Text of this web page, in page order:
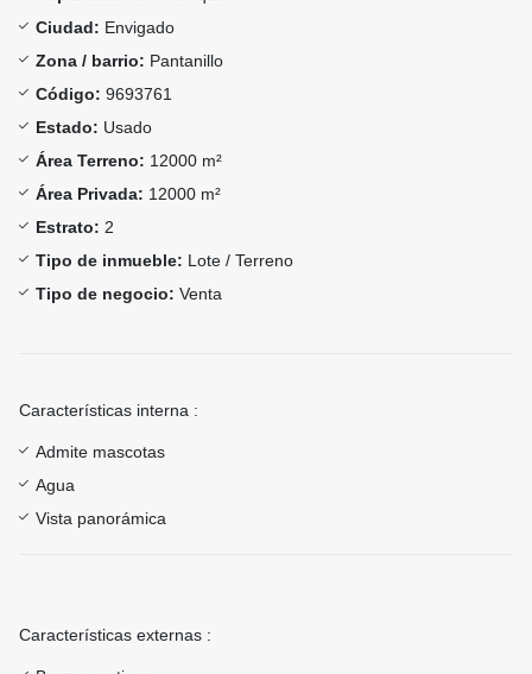
Ciudad: Envigado
Zona / barrio: Pantanillo
Código: 9693761
Estado: Usado
Área Terreno: 12000 m²
Área Privada: 12000 m²
Estrato: 2
Tipo de inmueble: Lote / Terreno
Tipo de negocio: Venta
Características interna :
Admite mascotas
Agua
Vista panorámica
Características externas :